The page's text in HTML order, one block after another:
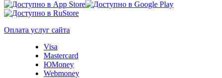
Оплата услуг сайта
Visa
Mastercard
ЮMoney
Webmoney